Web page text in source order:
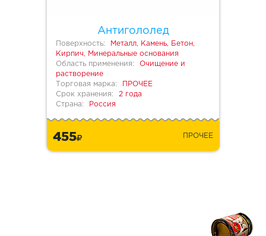
Антигололед
Поверхность:
Металл, Камень, Бетон,
Кирпич, Минеральные основания
Область применения:
Очищение и
растворение
Торговая марка:
ПРОЧЕЕ
Срок хранения:
2 года
Страна:
Россия
455 ПРОЧЕЕ